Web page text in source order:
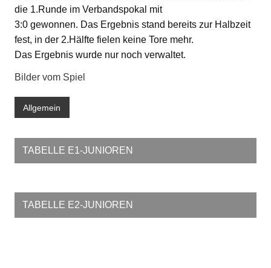
die 1.Runde im Verbandspokal mit
3:0 gewonnen. Das Ergebnis stand bereits zur Halbzeit
fest, in der 2.Hälfte fielen keine Tore mehr.
Das Ergebnis wurde nur noch verwaltet.
Bilder vom Spiel
Allgemein
TABELLE E1-JUNIOREN
TABELLE E2-JUNIOREN